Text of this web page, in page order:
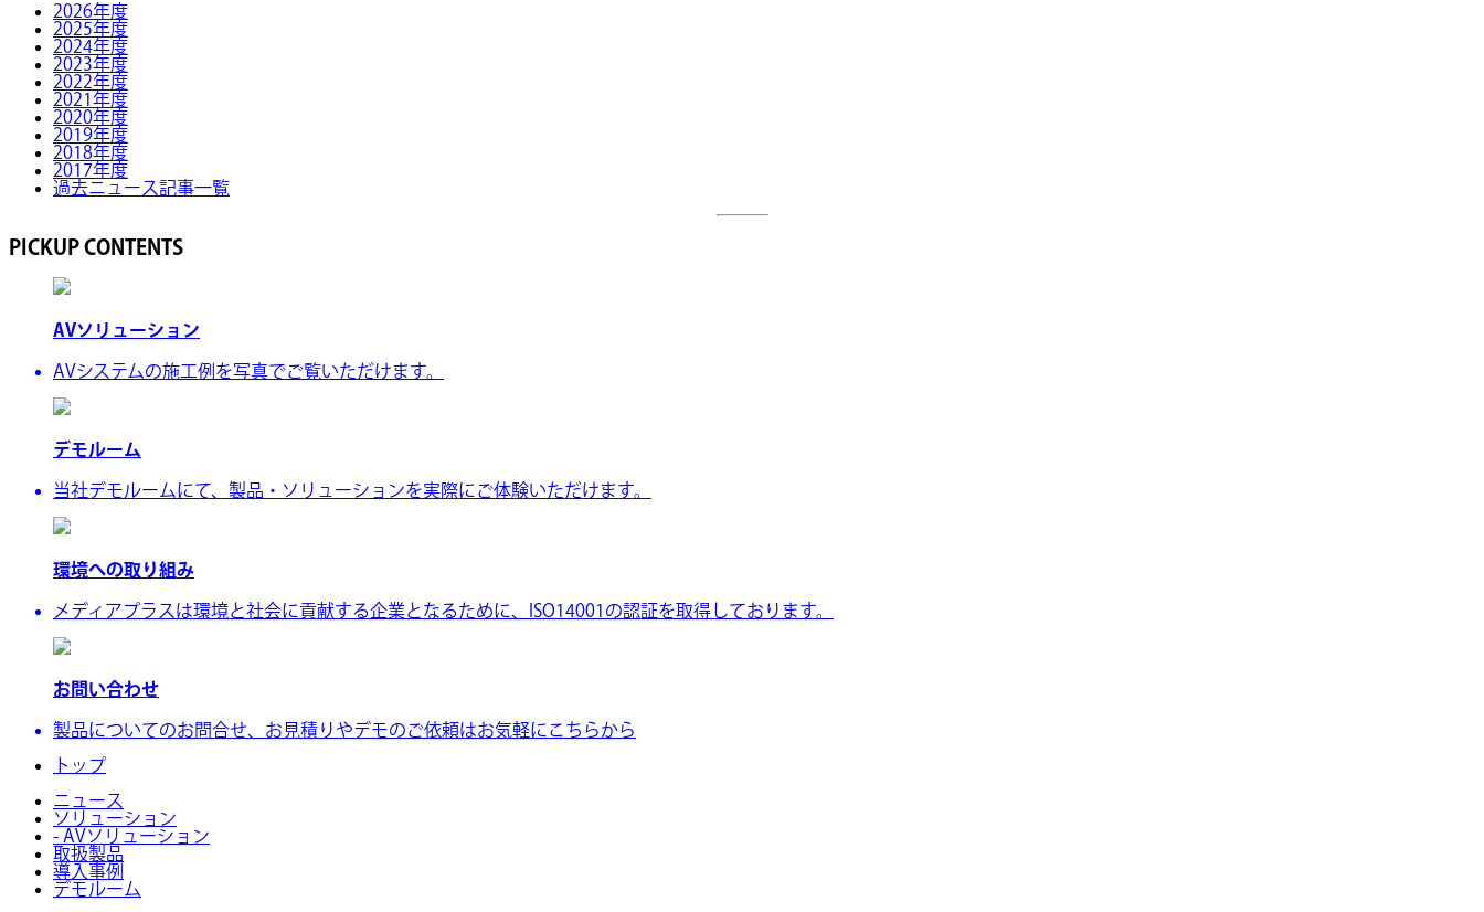
2026年度
2025年度
2024年度
2023年度
2022年度
2021年度
2020年度
2019年度
2018年度
2017年度
過去ニュース記事一覧
PICKUP CONTENTS
AVソリューション
AVシステムの施工例を写真でご覧いただけます。
デモルーム
当社デモルームにて、製品・ソリューションを実際にご体験いただけます。
環境への取り組み
メディアプラスは環境と社会に貢献する企業となるために、ISO14001の認証を取得しております。
お問い合わせ
製品についてのお問合せ、お見積りやデモのご依頼はお気軽にこちらから
トップ
ニュース
ソリューション
- AVソリューション
取扱製品
導入事例
デモルーム